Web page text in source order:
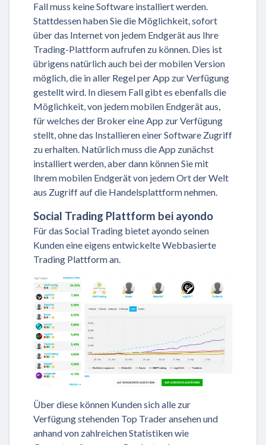
Fall muss keine Software installiert werden.
Stattdessen haben Sie die Möglichkeit, sofort
über das Internet von jedem Endgerät aus Ihre
Trading-Plattform aufrufen zu können. Dies ist
übrigens natürlich auch bei der mobilen Version
möglich, die in aller Regel per App zur Verfügung
gestellt wird. In diesem Fall gibt es ebenfalls die
Möglichkeit, von jedem mobilen Endgerät aus,
für welches der Broker eine App zur Verfügung
stellt, ohne das Installieren einer Software Zugriff
zu erhalten. Natürlich muss die App zunächst
installiert werden, aber dann können Sie mit
Ihrem mobilen Endgerät von jedem Ort der Welt
aus Zugriff auf die Handelsplattform nehmen.
Social Trading Plattform bei ayondo
Für das Social Trading bietet ayondo seinen
Kunden eine eigens entwickelte Webbasierte
Trading Plattform an.
Über diese können Kunden sich alle zur
Verfügung stehenden Top Trader ansehen und
anhand von zahlreichen Statistiken wie